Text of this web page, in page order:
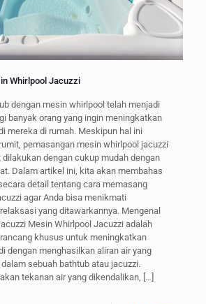
Whirlpool Jacuzzi
dengan mesin whirlpool telah menjadi
banyak orang yang ingin meningkatkan
mereka di rumah. Meskipun hal ini
pemasangan mesin whirlpool jacuzzi
dilakukan dengan cukup mudah dengan
Dalam artikel ini, kita akan membahas
detail tentang cara memasang
agar Anda bisa menikmati
yang ditawarkannya. Mengenal
Mesin Whirlpool Jacuzzi adalah
khusus untuk meningkatkan
dengan menghasilkan aliran air yang
sebuah bathtub atau jacuzzi.
tekanan air yang dikendalikan, […]